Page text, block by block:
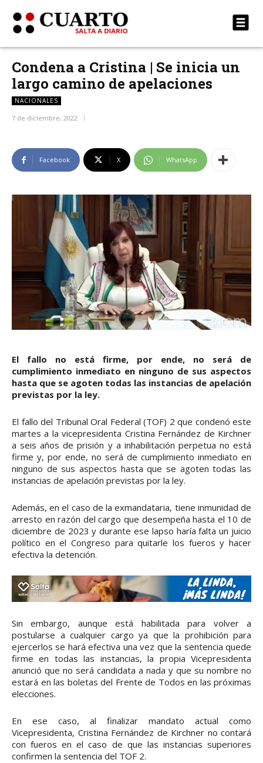
Condena a Cristina | Se inicia un
largo camino de apelaciones
NACIONALES
7 de diciembre, 2022
Facebook X WhatsApp
El fallo no está firme, por ende, no será de
cumplimiento inmediato en ninguno de sus aspectos
hasta que se agoten todas las instancias de apelación
previstas por la ley.
El fallo del Tribunal Oral Federal (TOF) 2 que condenó este
martes a la vicepresidenta Cristina Fernández de Kirchner
a seis años de prisión y a inhabilitación perpetua no está
firme y, por ende, no será de cumplimiento inmediato en
ninguno de sus aspectos hasta que se agoten todas las
instancias de apelación previstas por la ley.
Además, en el caso de la exmandataria, tiene inmunidad de
arresto en razón del cargo que desempeña hasta el 10 de
diciembre de 2023 y durante ese lapso haría falta un juicio
político en el Congreso para quitarle los fueros y hacer
efectiva la detención.
Sin embargo, aunque está habilitada para volver a
postularse a cualquier cargo ya que la prohibición para
ejercerlos se hará efectiva una vez que la sentencia quede
firme en todas las instancias, la propia Vicepresidenta
anunció que no será candidata a nada y que su nombre no
estará en las boletas del Frente de Todos en las próximas
elecciones.
En ese caso, al finalizar mandato actual como
Vicepresidenta, Cristina Fernández de Kirchner no contará
con fueros en el caso de que las instancias superiores
confirmen la sentencia del TOF 2.